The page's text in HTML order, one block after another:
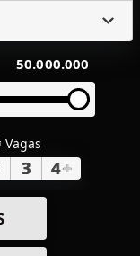
50.000.000
Vagas
3 4+